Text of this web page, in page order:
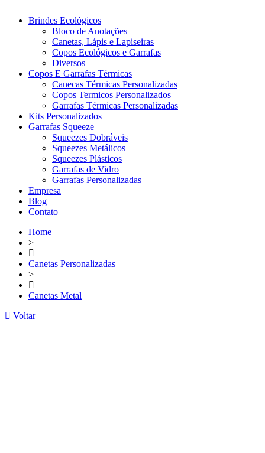
Brindes Ecológicos
Bloco de Anotações
Canetas, Lápis e Lapiseiras
Copos Ecológicos e Garrafas
Diversos
Copos E Garrafas Térmicas
Canecas Térmicas Personalizadas
Copos Termicos Personalizados
Garrafas Térmicas Personalizadas
Kits Personalizados
Garrafas Squeeze
Squeezes Dobráveis
Squeezes Metálicos
Squeezes Plásticos
Garrafas de Vidro
Garrafas Personalizadas
Empresa
Blog
Contato
Home
>
Canetas Personalizadas
>
Canetas Metal
Voltar